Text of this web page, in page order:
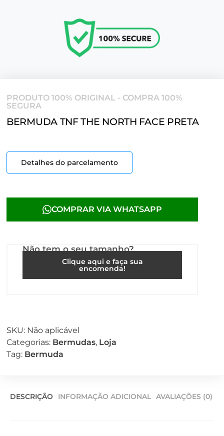
PRODUTO 100% ORIGINAL - COMPRA 100%
SEGURA
BERMUDA TNF THE NORTH FACE PRETA
Detalhes do parcelamento
COMPRAR VIA WHATSAPP
Não tem o seu tamanho?
Clique aqui e faça sua
encomenda!
SKU: Não aplicável
Categorias: Bermudas, Loja
Tag: Bermuda
DESCRIÇÃO INFORMAÇÃO ADICIONAL AVALIAÇÕES (0)